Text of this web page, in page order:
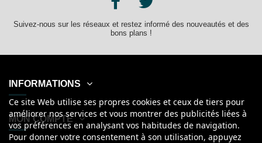
Suivez-nous sur les réseaux et restez informé des nouveautés et des
bons plans !
INFORMATIONS
MON COMPTE
Ce site Web utilise ses propres cookies et ceux de tiers pour
améliorer nos services et vous montrer des publicités liées à
vos préférences en analysant vos habitudes de navigation.
Pour donner votre consentement à son utilisation, appuyez